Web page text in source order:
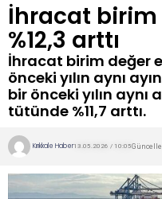
İhracat
%12,3 arttı
İhracat birim değer
önceki yılın aynı
bir önceki yılın aynı
tütünde %11,7 arttı.
Kırıkkale Haber13.05.2026 / 10:05